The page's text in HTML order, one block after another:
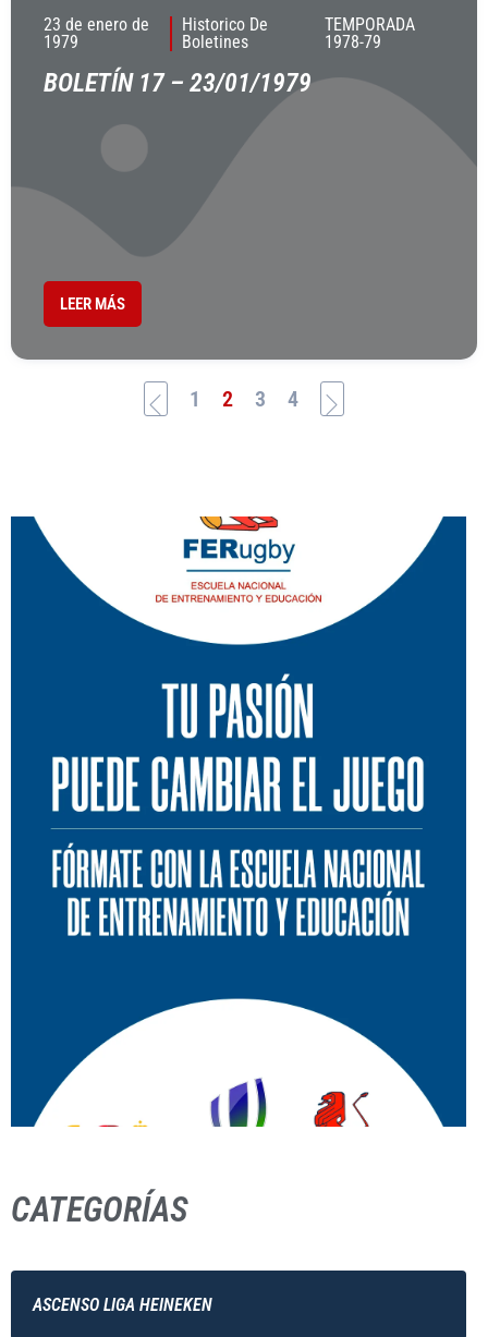
23 de enero de
1979
Historico De
Boletines
TEMPORADA
1978-79
BOLETÍN 17 – 23/01/1979
LEER MÁS
1 2 3 4
CATEGORÍAS
ASCENSO LIGA HEINEKEN